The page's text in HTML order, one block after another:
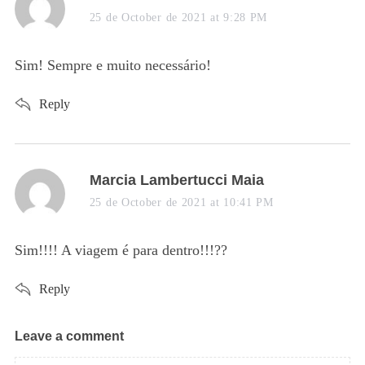
a
s
25 de October de 2021 at 9:28 PM
Sim! Sempre e muito necessário!
Reply
s
a
s
Marcia Lambertucci Maia
25 de October de 2021 at 10:41 PM
Sim!!!! A viagem é para dentro!!!??
Reply
L
Leave a comment